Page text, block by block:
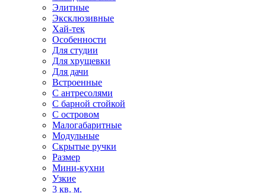
Элитные
Эксклюзивные
Хай-тек
Особенности
Для студии
Для хрущевки
Для дачи
Встроенные
С антресолями
С барной стойкой
С островом
Малогабаритные
Модульные
Скрытые ручки
Размер
Мини-кухни
Узкие
3 кв. м.